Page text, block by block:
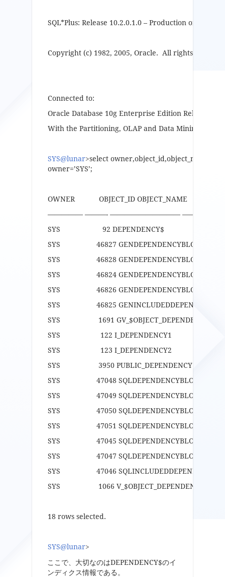
SQL*Plus: Release 10.2.0.1.0 – Production on Mon
Copyright (c) 1982, 2005, Oracle. All rights
Connected to:
Oracle Database 10g Enterprise Edition Release
With the Partitioning, OLAP and Data Mining
SYS@lunar>select
owner=’SYS’;
OWNER OBJECT_ID OBJECT_NAME
————— ———- ——————————
SYS 92 DEPENDENCY$
SYS 46827
SYS 46828
SYS 46824
SYS 46826
SYS 46825
SYS 1691 GV_$OBJECT_DEPENDENCY
SYS 122 I_DEPENDENCY1
SYS 123 I_DEPENDENCY2
SYS 3950 PUBLIC_DEPENDENCY
SYS 47048
SYS 47049
SYS 47050
SYS 47051
SYS 47045
SYS 47047
SYS 47046
SYS 1066 V_$OBJECT_DEPENDENCY
18 rows selected.
SYS@lunar>
ここで、大切なのはDEPENDENCY$のイ
ンディクス情報である。